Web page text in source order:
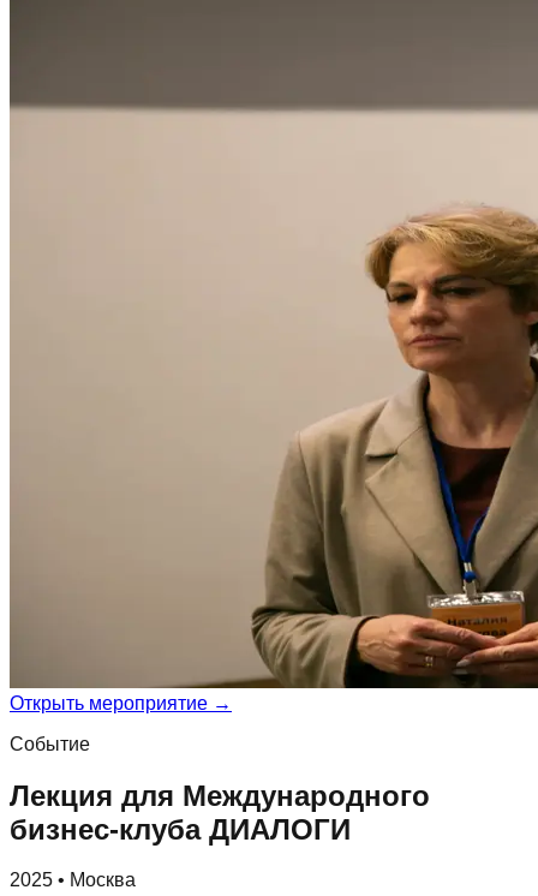
Открыть мероприятие →
Событие
Лекция для Международного
бизнес-клуба ДИАЛОГИ
2025 • Москва